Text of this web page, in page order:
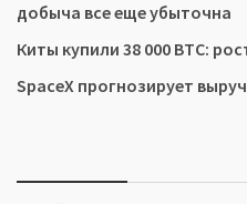
добыча все еще убыточна
Киты купили 38 000 BTC:
SpaceX прогнозирует